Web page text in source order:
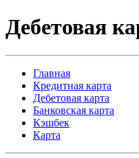
Дебетовая
Главная
Кредитная карта
Дебетовая карта
Банковская карта
Кэшбек
Карта